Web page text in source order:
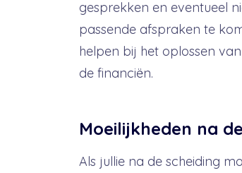
gesprekken en eventueel
passende afspraken te
helpen bij het oplossen
de financiën.
Moeilijkheden na
Als jullie na de scheiding